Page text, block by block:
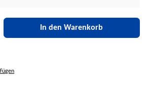
Gib den gewünschten Wert
In den Warenkorb